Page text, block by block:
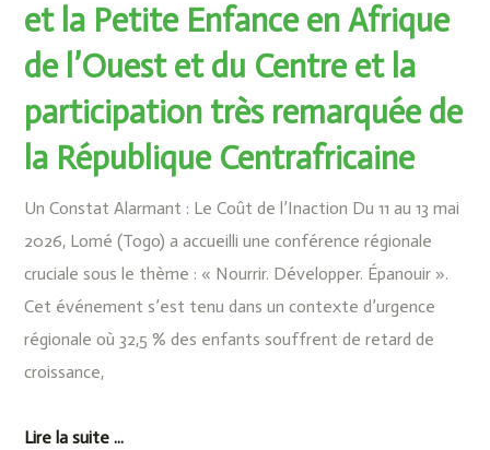
et la Petite Enfance en Afrique
de l’Ouest et du Centre et la
participation très remarquée de
la République Centrafricaine
Un Constat Alarmant : Le Coût de l’Inaction Du 11 au 13 mai
2026, Lomé (Togo) a accueilli une conférence régionale
cruciale sous le thème : « Nourrir. Développer. Épanouir ».
Cet événement s’est tenu dans un contexte d’urgence
régionale où 32,5 % des enfants souffrent de retard de
croissance,
Lire la suite ...